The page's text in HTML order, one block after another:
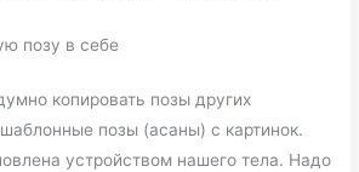
позу в себе
копировать позы других
позы (асаны) с картинок.
устройством нашего тела. Надо